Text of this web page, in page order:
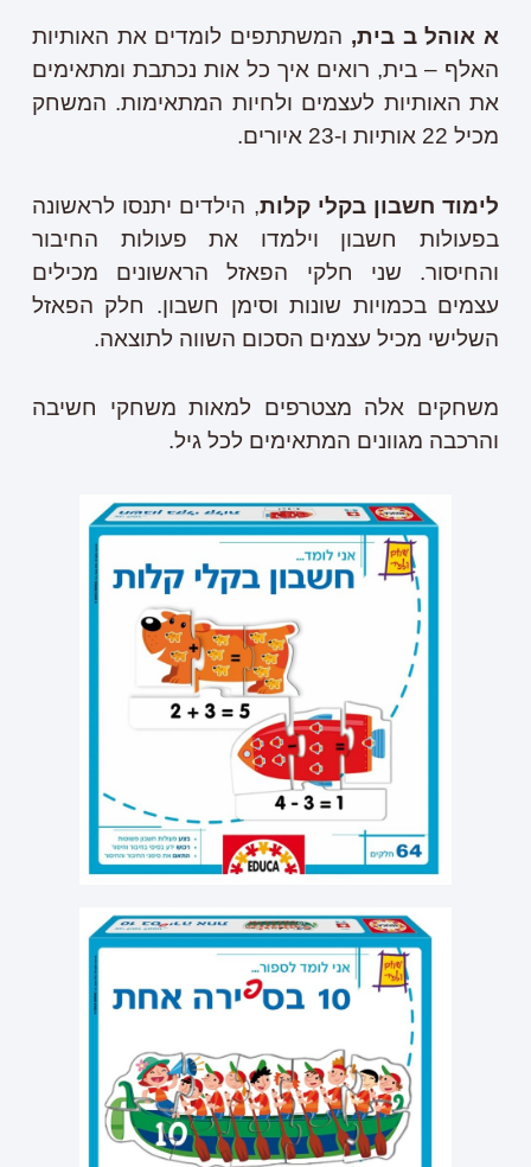
א אוהל ב בית, המשתתפים לומדים את האותיות
האלף – בית, רואים איך כל אות נכתבת ומתאימים
את האותיות לעצמים ולחיות המתאימות. המשחק
מכיל 22 אותיות ו-23 איורים.
לימוד חשבון בקלי קלות, הילדים יתנסו לראשונה
בפעולות חשבון וילמדו את פעולות החיבור
והחיסור. שני חלקי הפאזל הראשונים מכילים
עצמים בכמויות שונות וסימן חשבון. חלק הפאזל
השלישי מכיל עצמים הסכום השווה לתוצאה.
משחקים אלה מצטרפים למאות משחקי חשיבה
והרכבה מגוונים המתאימים לכל גיל.